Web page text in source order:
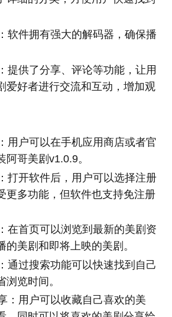
软件拥有强大的解码器，确保播
提供了分享、评论等功能，让用
爱好者进行交流和互动，增加观
用户可以在手机应用商店或者官
哥美剧v1.0.9。
打开软件后，用户可以选择注册
更多功能，但软件也支持免注册
在首页可以浏览到最新的美剧资
的美剧和即将上映的美剧。
通过搜索功能可以快速找到自己
览时间。
：用户可以收藏自己喜欢的美